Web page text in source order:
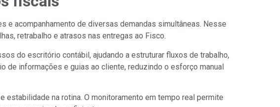
acompanhamento de diversas demandas simultâneas. Nesse
retrabalho e atrasos nas entregas ao Fisco.
do escritório contábil, ajudando a estruturar fluxos de trabalho,
de informações e guias ao cliente, reduzindo o esforço manual
estabilidade na rotina. O monitoramento em tempo real permite